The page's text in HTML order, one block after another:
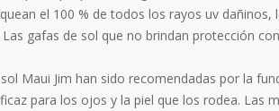
el 100 % de todos los rayos uv
gafas de sol que no brindan protección
Maui Jim han sido recomendadas por la
para los ojos y la piel que los rodea. Las